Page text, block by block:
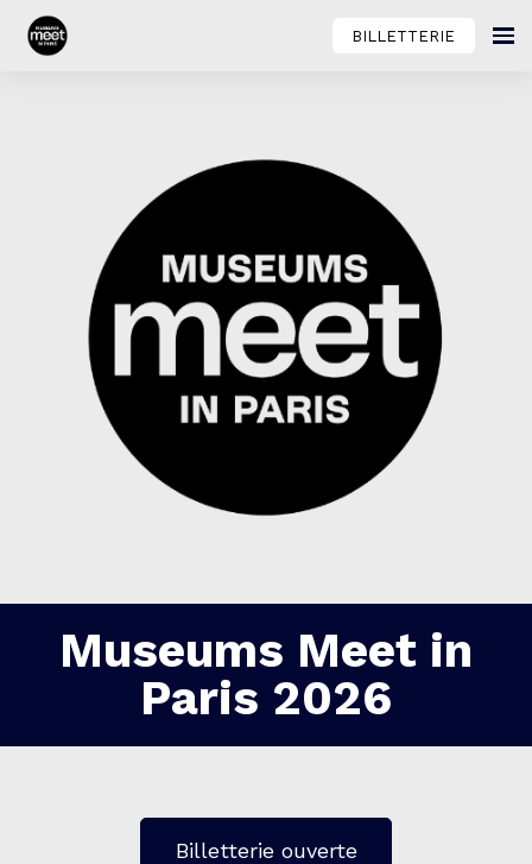
BILLETTERIE
Museums Meet in
Paris 2026
Billetterie ouverte